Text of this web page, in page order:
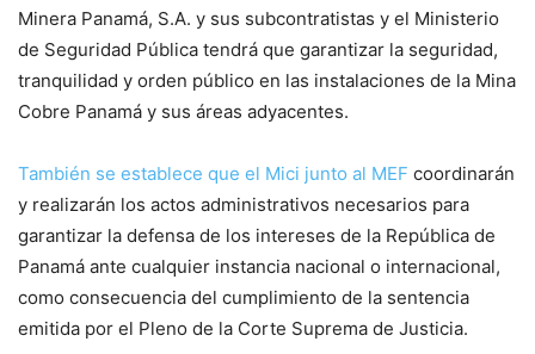
Minera Panamá, S.A. y sus subcontratistas y el Ministerio
de Seguridad Pública tendrá que garantizar la seguridad,
tranquilidad y orden público en las instalaciones de la Mina
Cobre Panamá y sus áreas adyacentes.
También se establece que el Mici junto al MEF coordinarán
y realizarán los actos administrativos necesarios para
garantizar la defensa de los intereses de la República de
Panamá ante cualquier instancia nacional o internacional,
como consecuencia del cumplimiento de la sentencia
emitida por el Pleno de la Corte Suprema de Justicia.